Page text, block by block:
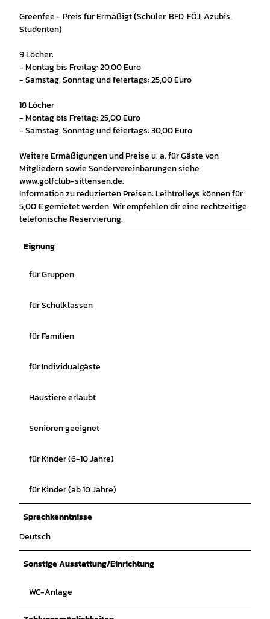
Greenfee - Preis für Ermäßigt (Schüler, BFD, FÖJ, Azubis,
Studenten)
9 Löcher:
- Montag bis Freitag: 20,00 Euro
- Samstag, Sonntag und feiertags: 25,00 Euro
18 Löcher
- Montag bis Freitag: 25,00 Euro
- Samstag, Sonntag und feiertags: 30,00 Euro
Weitere Ermäßigungen und Preise u. a. für Gäste von
Mitgliedern sowie Sondervereinbarungen siehe
www.golfclub-sittensen.de.
Information zu reduzierten Preisen: Leihtrolleys können für
5,00 € gemietet werden. Wir empfehlen dir eine rechtzeitige
telefonische Reservierung.
Eignung
für Gruppen
für Schulklassen
für Familien
für Individualgäste
Haustiere erlaubt
Senioren geeignet
für Kinder (6-10 Jahre)
für Kinder (ab 10 Jahre)
Sprachkenntnisse
Deutsch
Sonstige Ausstattung/Einrichtung
WC-Anlage